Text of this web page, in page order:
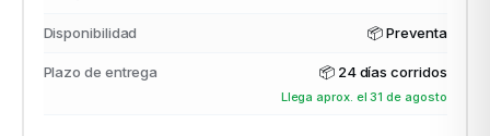
Disponibilidad 📦 Preventa
Plazo de entrega 📦 24 días corridos
Llega aprox. el 31 de agosto